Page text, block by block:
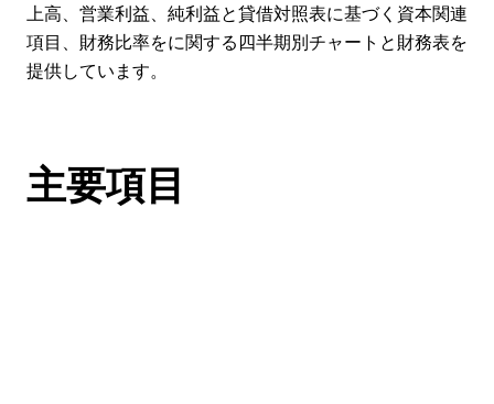
上高、営業利益、純利益と貸借対照表に基づく資本関連
項目、財務比率をに関する四半期別チャートと財務表を
提供しています。
主要項目